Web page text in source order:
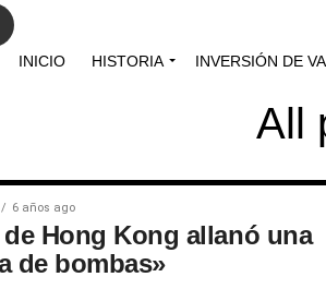
INICIO HISTORIA INVERSIÓN DE
All
6 años ago
Hong Kong allanó una
de bombas»